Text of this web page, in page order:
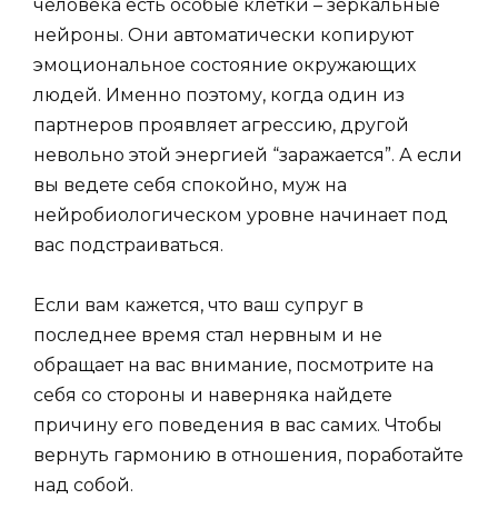
человека есть особые клетки – зеркальные
нейроны. Они автоматически копируют
эмоциональное состояние окружающих
людей. Именно поэтому, когда один из
партнеров проявляет агрессию, другой
невольно этой энергией “заражается”. А если
вы ведете себя спокойно, муж на
нейробиологическом уровне начинает под
вас подстраиваться.
Если вам кажется, что ваш супруг в
последнее время стал нервным и не
обращает на вас внимание, посмотрите на
себя со стороны и наверняка найдете
причину его поведения в вас самих. Чтобы
вернуть гармонию в отношения, поработайте
над собой.